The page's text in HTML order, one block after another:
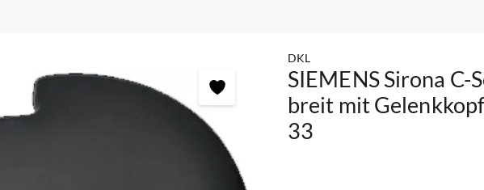
DKL
SIEMENS Sirona
breit mit
33